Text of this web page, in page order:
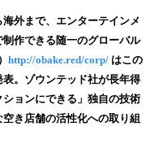
外まで、エンターテインメ
作できる随一のグローバル
http://obake.red/corp/ はこの
。ゾウンテッド社が長年得
ョンにできる」独自の技術
き店舗の活性化への取り組